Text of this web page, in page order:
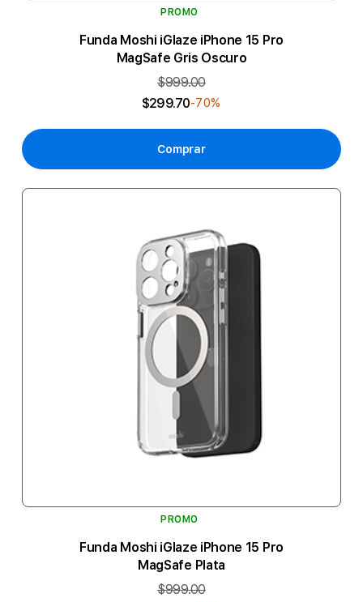
PROMO
Funda Moshi iGlaze iPhone 15 Pro
MagSafe Gris Oscuro
$999.00
$299.70-70%
Comprar
PROMO
Funda Moshi iGlaze iPhone 15 Pro
MagSafe Plata
$999.00